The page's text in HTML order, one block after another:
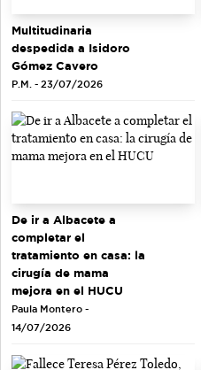
Multitudinaria
despedida a Isidoro
Gómez Cavero
P.M. - 23/07/2026
De ir a Albacete a
completar el
tratamiento en casa: la
cirugía de mama
mejora en el HUCU
Paula Montero -
14/07/2026